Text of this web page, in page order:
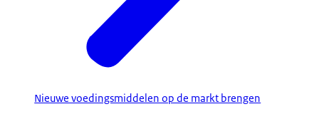
Nieuwe voedingsmiddelen op de markt brengen